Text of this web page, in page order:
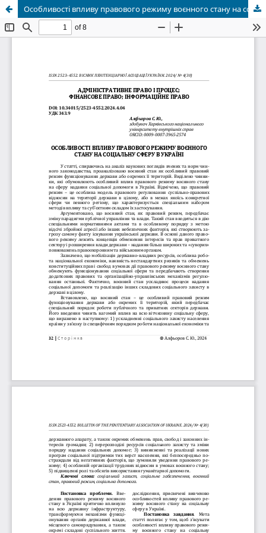
Особливості впливу правового режиму воєнного стану на соціальну сферу в Україні